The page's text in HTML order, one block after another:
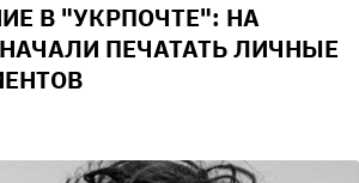
В "УКРПОЧТЕ": НА
ПЕЧАТАТЬ ЛИЧНЫЕ